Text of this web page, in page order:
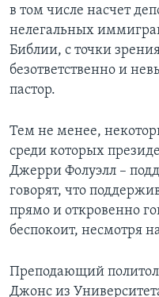
в том числе насчет
нелегальных
Библии, с точки
безответственно и
пастор.
Тем не менее,
среди которых
Джерри Фолуэлл –
говорят, что
прямо и откровенно
беспокоит, несмотря
Преподающий
Джонс из